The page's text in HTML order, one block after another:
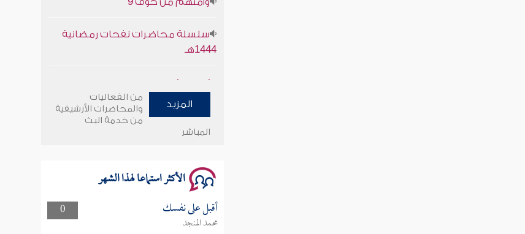
1444هـ
وأمنهم من خوف 9
سلسلة محاضرات نفحات رمضانية
المزيد
من الفعاليات
والمحاضرات الأرشيفية
من خدمة البث
المباشر
الأكثر استماعا لهذا الشهر
0 أقبل على نفسك
محمد المنجد